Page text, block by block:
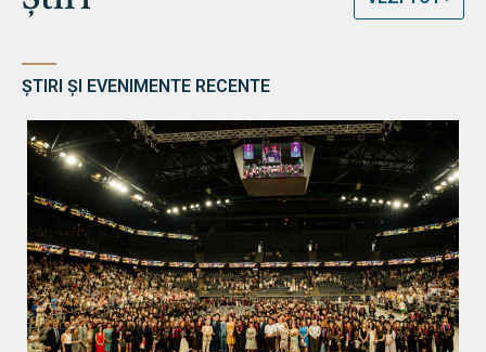
ȘTIRI ȘI EVENIMENTE RECENTE